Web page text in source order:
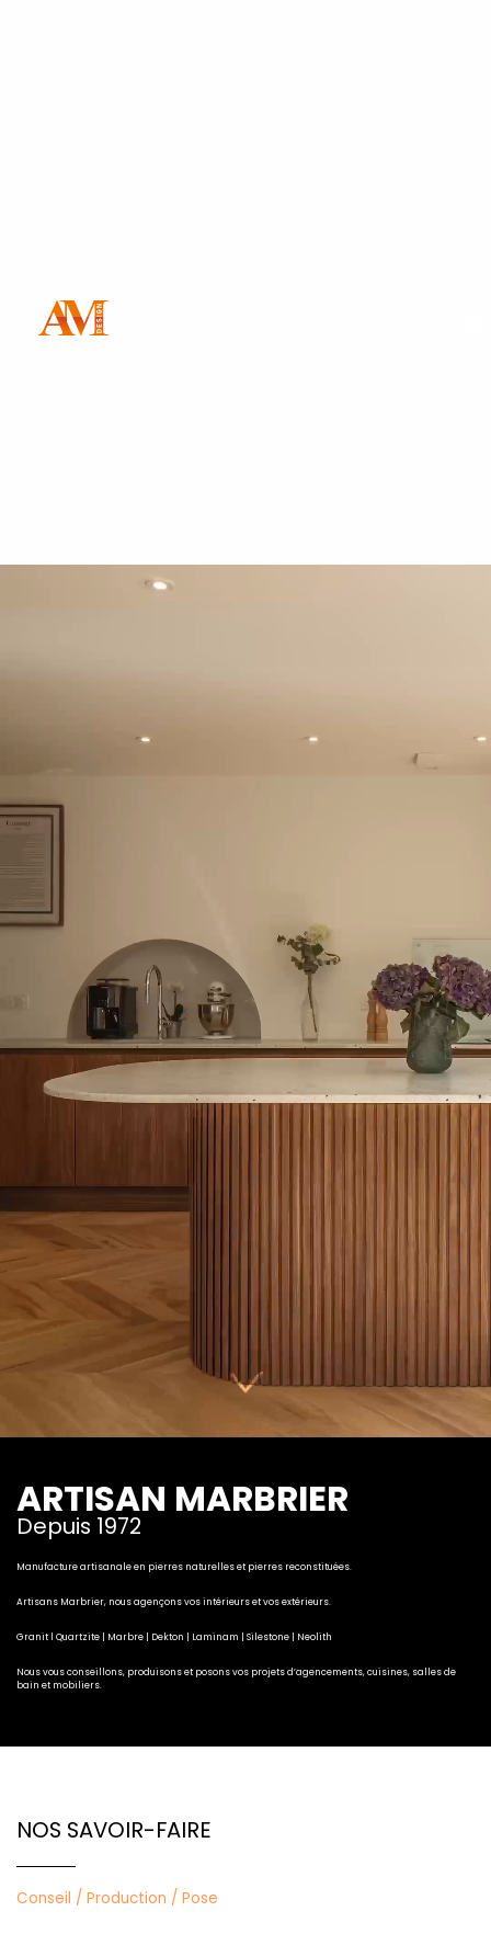
ARTISAN MARBRIER
Depuis 1972
Manufacture artisanale en pierres naturelles et pierres reconstituées.
Artisans Marbrier, nous agençonsvos intérieurs et vos extérieurs.
Granit l Quartzite | Marbre | Dekton | Laminam | Silestone | Neolith
Nous vous conseillons, produisons et posons vos projetsd’agencements, cuisines, salles de
bain et mobiliers.
NOS SAVOIR-FAIRE
Conseil / Production / Pose